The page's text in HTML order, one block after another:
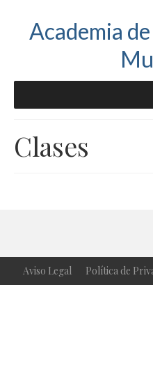
Academia
Clases
Aviso Legal Política de